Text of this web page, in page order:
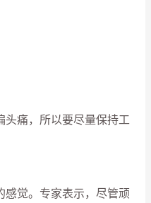
痛，所以要尽量保持工
觉。专家表示，尽管顽